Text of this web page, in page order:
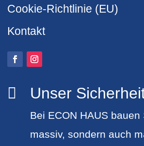
Cookie-Richtlinie (EU)
Kontakt
 Unser
Bei ECON HAUS
massiv, sondern auch